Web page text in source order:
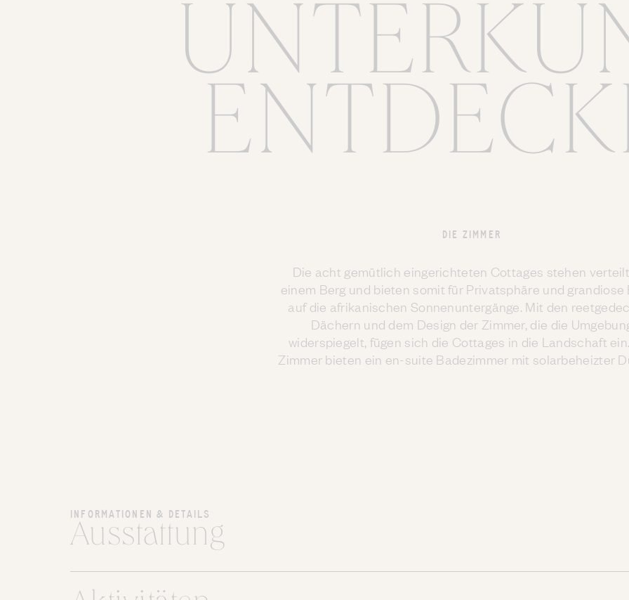
DIE ZIMMER
Die acht gemütlich eingerichteten Cottages stehen
einem Berg und bieten somit für Privatsphäre und grandiose
auf die afrikanischen Sonnenuntergänge. Mit den
Dächern und dem Design der Zimmer, die die
widerspiegelt, fügen sich die Cottages in die Landschaft
Zimmer bieten ein en-suite Badezimmer mit solarbeheizter
INFORMATIONEN & DETAILS
Ausstattung